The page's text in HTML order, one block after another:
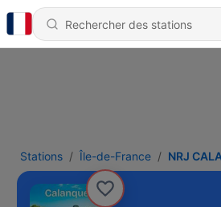
Stations Île-de-France NRJ